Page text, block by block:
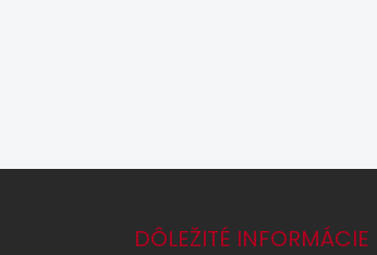
Z
DÔLEŽITÉ INFORMÁCIE